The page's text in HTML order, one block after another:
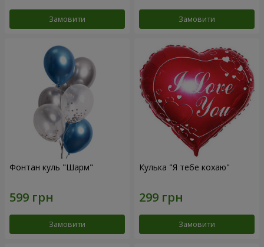
Замовити Замовити
Фонтан куль "Шарм"
Замовити
Кулька "Я тебе кохаю"
Замовити